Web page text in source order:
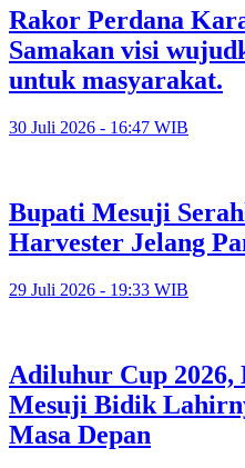
Rakor Perdana
Samakan visi
untuk masyarakat.
30 Juli 2026 - 16:47 WIB
Bupati Mesuji
Harvester Jelang
29 Juli 2026 - 19:33 WIB
Adiluhur Cup 2026,
Mesuji Bidik
Masa Depan